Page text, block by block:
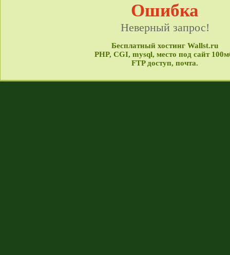
Ошибка
Неверный запрос!
Бесплатный хостинг Wallst.ru
PHP, CGI, mysql, место под сайт
FTP доступ, почта.